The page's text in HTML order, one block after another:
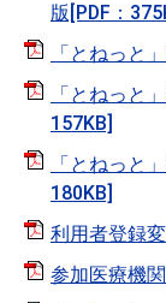
版[PDF：
「とねっと
「とねっと
157KB]
「とねっと
180KB]
利用者登録
参加医療機